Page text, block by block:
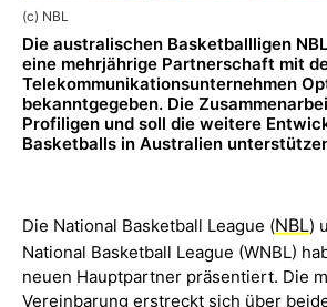
(c) NBL
Die australischen Basketballligen
eine mehrjährige Partnerschaft mit
Telekommunikationsunternehmen
bekanntgegeben. Die
Profiligen und soll die weitere
Basketballs in Australien
Die National Basketball League (NBL)
National Basketball League (WNBL)
neuen Hauptpartner präsentiert. Die
Vereinbarung erstreckt sich über